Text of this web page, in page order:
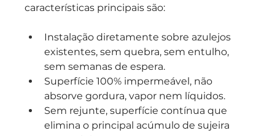
características principais são:
Instalação diretamente sobre azulejos
existentes, sem quebra, sem entulho,
sem semanas de espera.
Superfície 100% impermeável, não
absorve gordura, vapor nem líquidos.
Sem rejunte, superfície contínua que
elimina o principal acúmulo de sujeira